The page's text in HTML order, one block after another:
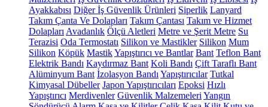
Ayakkabısı Diğer İş Güvenlik Ürünleri Siperlik Lanyard
Takım Çanta Ve Dolapları Takım Çantası Takım ve Hizmet
Dolapları Avadanlık Ölçü Aletleri Metre ve Şerit Metre Su
Terazisi Oda Termostatı Silikon ve Mastikler Silikon Mum
Silikon Köpük MastikYapıştırıcı ve Bantlar Bant Teflon Bant
Elektrik Bandı Kaydırmaz Bant Koli Bandı Çift Taraflı Bant
Alüminyum Bant İzolasyon Bandı Yapıştırıcılar Tutkal
Kimyasal Dübeller Japon Yapıştırıcıları Epoksi Hızlı
Yapıştırıcı Merdivenler Güvenlik Malzemeleri Yangın